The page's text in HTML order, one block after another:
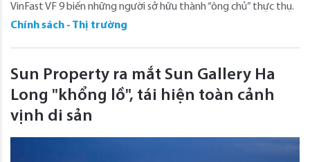
VinFast VF 9 biến những người sở hữu thành “ông chủ” thực thụ.
Chính sách - Thị trường
Sun Property ra mắt Sun Gallery Ha
Long "khổng lồ", tái hiện toàn cảnh
vịnh di sản